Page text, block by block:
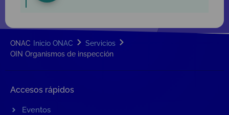
ONAC Inicio ONAC
Servicios
OIN Organismos de inspección
Accesos rápidos
Eventos